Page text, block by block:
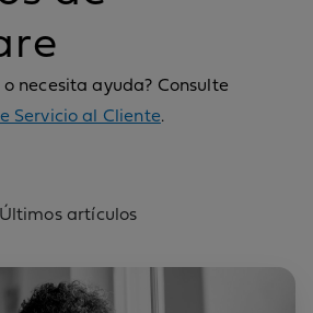
necesita ayuda? Consulte
Servicio al Cliente.
Últimos artículos